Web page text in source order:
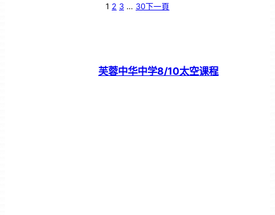
1 2 3 … 30下一頁
芙蓉中华中学8/10太空课程